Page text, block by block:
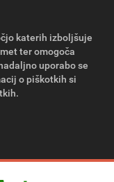
katerih izboljšuje
ter omogoča
uporabo se
o piškotkih si